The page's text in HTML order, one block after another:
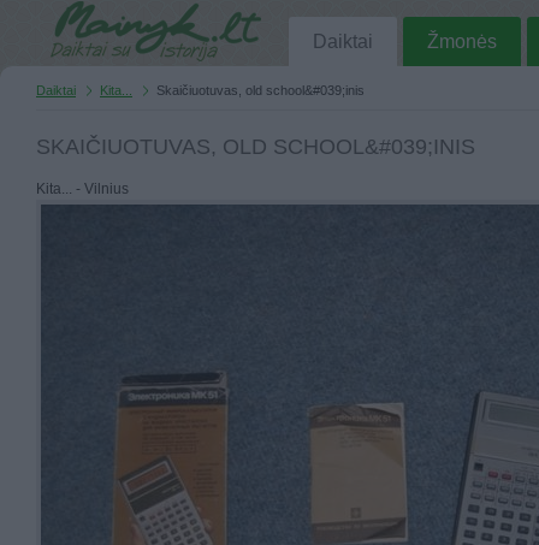
Daiktai Žmonės
Daiktai Kita... Skaičiuotuvas, old school&#039;inis
SKAIČIUOTUVAS, OLD SCHOOL&#039;INIS
Kita... - Vilnius